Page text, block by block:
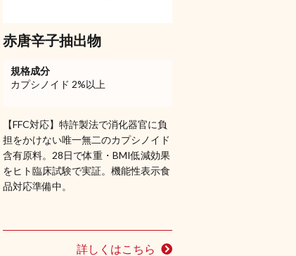
赤唐辛子抽出物
規格成分
カプシノイド 2%以上
【FFC対応】特許製法で消化器官に負
担をかけない唯一無二のカプシノイド
含有原料。28日で体重・BMI低減効果
をヒト臨床試験で実証。機能性表示食
品対応準備中。
詳しくはこちら